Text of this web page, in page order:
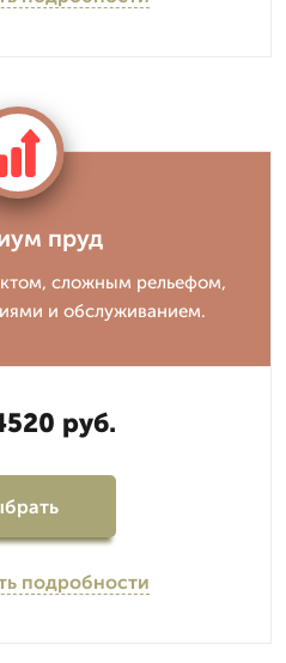
пруд
сложным рельефом,
и обслуживанием.
руб.
подробности